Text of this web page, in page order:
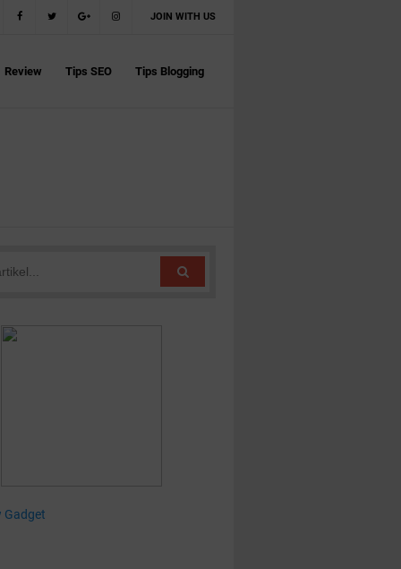
JOIN WITH US
Review Tips SEO Tips Blogging